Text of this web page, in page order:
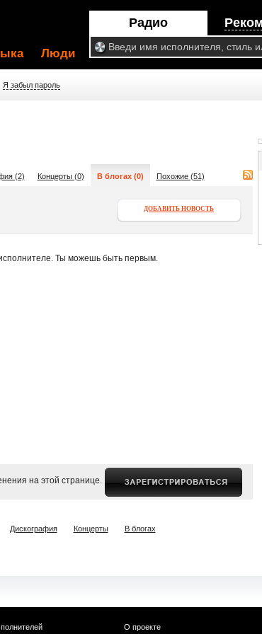
Радио
Люди
Я забыл пароль
(2) Концерты (0) В блогах (0) Похожие (51)
ДОБАВИТЬ НОВОСТЬ
Ты можешь быть первым.
на этой странице.
Дискография Концерты В блогах
О проекте